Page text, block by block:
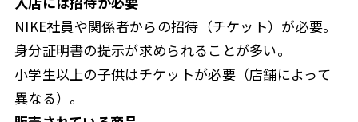
NIKE社員や関係者からの招待（チケット）が必要。
身分証明書の提示が求められることが多い。
小学生以上の子供はチケットが必要（店舗によって
異なる）。